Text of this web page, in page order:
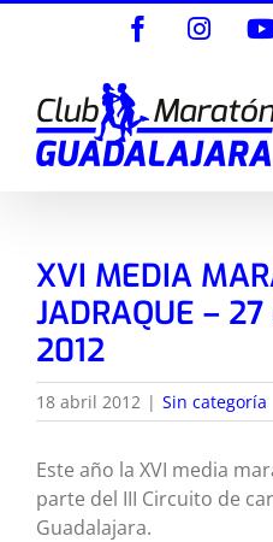
Facebook
XVI MEDIA
JADRAQUE –
2012
18 abril 2012 | Sin categoría
Este año la XVI media
parte del III Circuito de
Guadalajara.